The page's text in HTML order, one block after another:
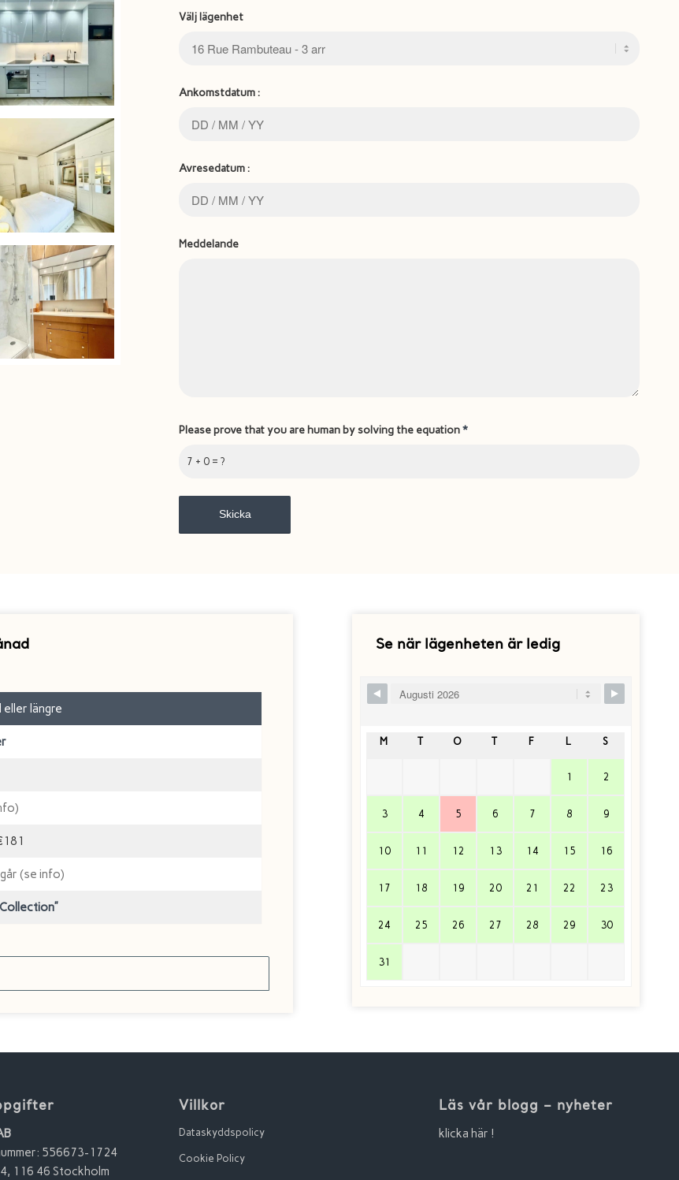
Välj lägenhet
Ankomstdatum :
Avresedatum :
Meddelande
7 + 0 = ?
Please prove that you are human by solving the equation*
eller längre
(se info)
Se när lägenheten är ledig
Skip Booking Form
M T O T F L S
1 2
3 4 5 6 7 8 9
10 11 12 13 14 15 16
17 18 19 20 21 22 23
24 25 26 27 28 29 30
31
556673-1724
116 46 Stockholm
Villkor
Dataskyddspolicy
Cookie Policy
Läs vår blogg – nyheter
klicka här !